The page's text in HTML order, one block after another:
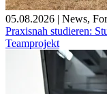
05.08.2026 News,
Praxisnah studieren:
Teamprojekt